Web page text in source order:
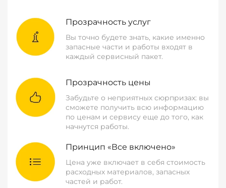
Прозрачность услуг
Вы точно будете знать, какие именно
запасные части и работы входят в
каждый сервисный пакет.
Прозрачность цены
Забудьте о неприятных сюрпризах: вы
сможете получить всю информацию
по ценам и сервису еще до того, как
начнутся работы.
Принцип «Все включено»
Цена уже включает в себя стоимость
расходных материалов, запасных
частей и работ.